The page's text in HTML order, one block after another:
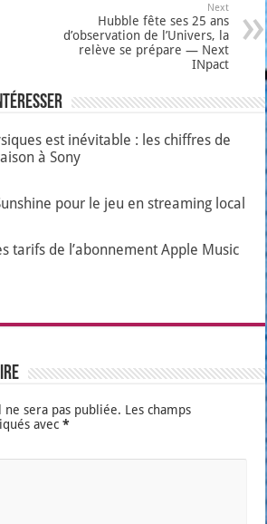
Next
Hubble fête ses 25 ans
d’observation de l’Univers, la
relève se prépare — Next
INpact
est inévitable : les chiffres de
à Sony
pour le jeu en streaming local
tarifs de l’abonnement Apple Music
sera pas publiée. Les champs
avec*